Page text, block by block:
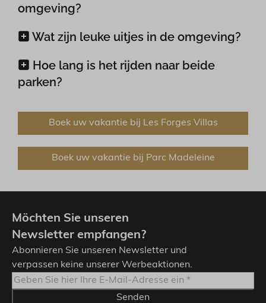
omgeving?
Wat zijn leuke uitjes in de omgeving?
Hoe lang is het rijden naar beide
parken?
Boek uw vakantie bij Les Forges Villas
Boek uw vakantie bij Parc Madeleine
Möchten Sie unseren
Newsletter empfangen?
Abonnieren Sie unseren Newsletter und
verpassen keine unserer Werbeaktionen.
Senden